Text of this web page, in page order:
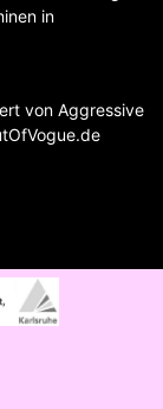
in
von Aggressive